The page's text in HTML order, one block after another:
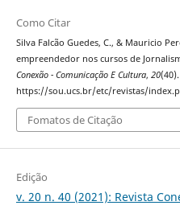
Como Citar
Silva Falcão Guedes, C., & Mauricio
empreendedor nos cursos de
Conexão - Comunicação E Cultura, 20
https://sou.ucs.br/etc/revistas/
Fomatos de Citação
Edição
v. 20 n. 40 (2021): Revista